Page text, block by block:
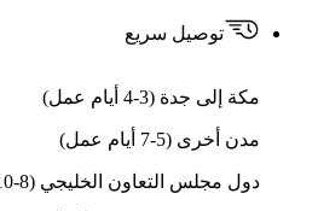
توصيل سريع
مكة إلى جدة (3-4 أيام عمل)
مدن أخرى (5-7 أيام عمل)
دول مجلس التعاون الخليجي (8-10 أيام عمل)